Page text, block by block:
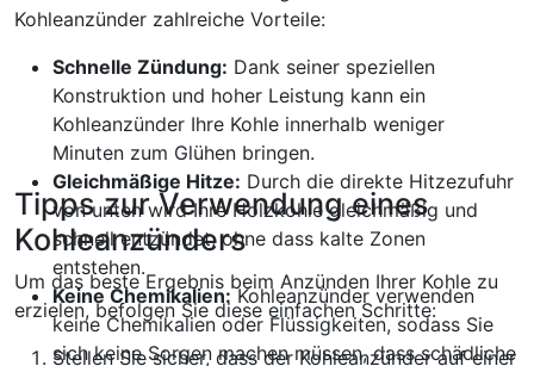
Kohleanzünder zahlreiche Vorteile:
Schnelle Zündung: Dank seiner speziellen
Konstruktion und hoher Leistung kann ein
Kohleanzünder Ihre Kohle innerhalb weniger
Minuten zum Glühen bringen.
Gleichmäßige Hitze: Durch die direkte Hitzezufuhr
von unten wird Ihre Holzkohle gleichmäßig und
schnell entzündet, ohne dass kalte Zonen
entstehen.
Keine Chemikalien:Kohleanzünder verwenden
keine Chemikalien oder Flüssigkeiten, sodass Sie
sich keine Sorgen machen müssen, dass schädliche
Tipps zur Verwendung eines
Kohleanzünders
Um das beste Ergebnis beim Anzünden Ihrer Kohle zu
erzielen, befolgen Sie diese einfachen Schritte:
Stellen Sie sicher, dass der Kohleanzünder auf einer